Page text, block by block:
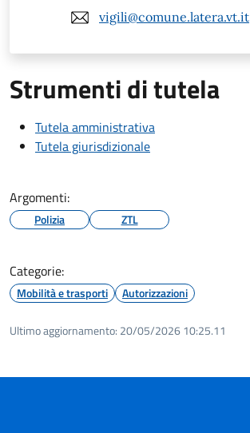
vigili@comune.latera.vt.it
Strumenti di tutela
Tutela amministrativa
Tutela giurisdizionale
Argomenti:
Polizia ZTL
Categorie:
Mobilità e trasporti Autorizzazioni
Ultimo aggiornamento: 20/05/2026 10:25.11